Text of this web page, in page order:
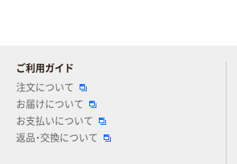
ご利用ガイド
注文について
お届けについて
お支払いについて
返品・交換について